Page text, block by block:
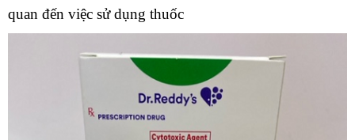
quan đến việc sử dụng thuốc